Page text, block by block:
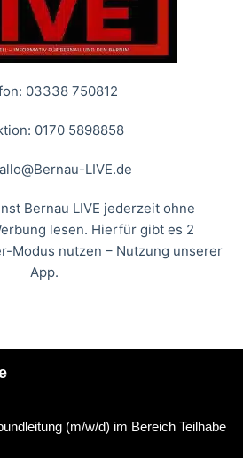
03338 750812
0170 5898858
LIVE.de
Bernau LIVE jederzeit ohne
lesen. Hierfür gibt es 2
Modus nutzen – Nutzung unserer
App.
(m/w/d) im Bereich Teilhabe